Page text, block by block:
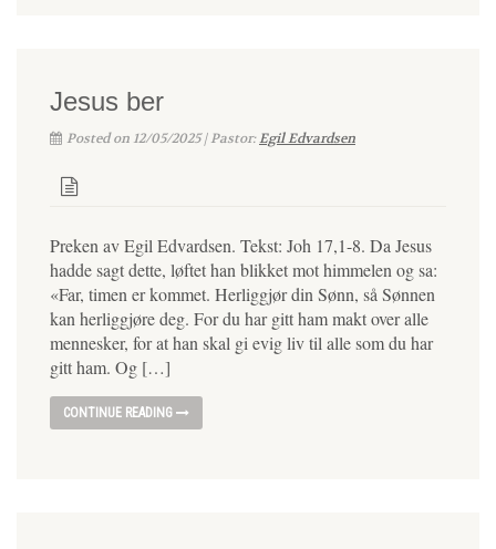
Jesus ber
Posted on 12/05/2025 | Pastor:Egil Edvardsen
Preken av Egil Edvardsen. Tekst: Joh 17,1-8. Da Jesus
hadde sagt dette, løftet han blikket mot himmelen og sa:
«Far, timen er kommet. Herliggjør din Sønn, så Sønnen
kan herliggjøre deg. For du har gitt ham makt over alle
mennesker, for at han skal gi evig liv til alle som du har
gitt ham. Og […]
CONTINUE READING